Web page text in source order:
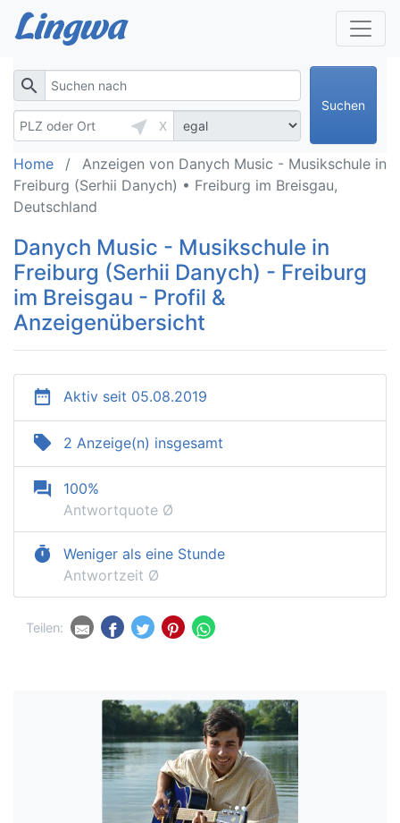
search
near_me
X
Suchen
Home
Anzeigen von Danych Music - Musikschule in
Freiburg (Serhii Danych) • Freiburg im Breisgau,
Deutschland
Danych Music - Musikschule in
Freiburg (Serhii Danych) - Freiburg
im Breisgau - Profil &
Anzeigenübersicht
date_range Aktiv seit 05.08.2019
local_offer 2 Anzeige(n) insgesamt
question_answer
100%
Antwortquote Ø
timer
Weniger als eine Stunde
Antwortzeit Ø
Teilen: